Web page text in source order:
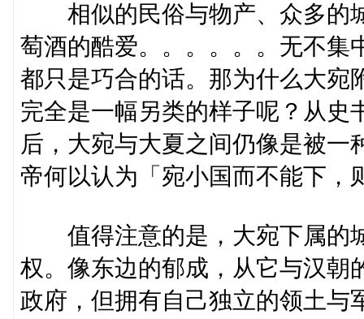
相似的民俗与物产、众多的
萄酒的酷爱。。。。。。无不集
都只是巧合的话。那为什么大宛
完全是一幅另类的样子呢？从史
后，大宛与大夏之间仍像是被
帝何以认为「宛小国而不能下，
值得注意的是，大宛下属的
权。像东边的郁成，从它与汉朝
政府，但拥有自己独立的领土与